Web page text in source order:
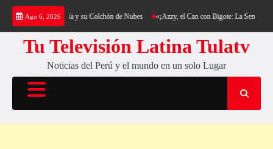
Saltar
contenido
Ago 6, 2026
Cerro Cantería y su Colchón de Nubes «¡Azzy, el Can con Bigote: La Sensación
Tu Televisión Latina Tulatv
Noticias del Perú y el mundo en un solo Lugar